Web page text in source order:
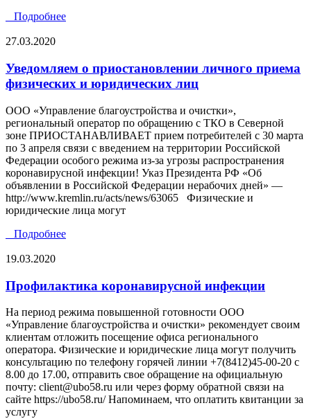
Подробнее
27.03.2020
Уведомляем о приостановлении личного приема
физических и юридических лиц
ООО «Управление благоустройства и очистки»,
региональный оператор по обращению с ТКО в Северной
зоне ПРИОСТАНАВЛИВАЕТ прием потребителей с 30 марта
по 3 апреля связи с введением на территории Российской
Федерации особого режима из-за угрозы распространения
коронавирусной инфекции! Указ Президента РФ «Об
объявлении в Российской Федерации нерабочих дней» —
http://www.kremlin.ru/acts/news/63065 Физические и
юридические лица могут
Подробнее
19.03.2020
Профилактика коронавирусной инфекции
На период режима повышенной готовности ООО
«Управление благоустройства и очистки» рекомендует своим
клиентам отложить посещение офиса регионального
оператора. Физические и юридические лица могут получить
консультацию по телефону горячей линии +7(8412)45-00-20 с
8.00 до 17.00, отправить свое обращение на официальную
почту: client@ubo58.ru или через форму обратной связи на
сайте https://ubo58.ru/ Напоминаем, что оплатить квитанции за
услугу